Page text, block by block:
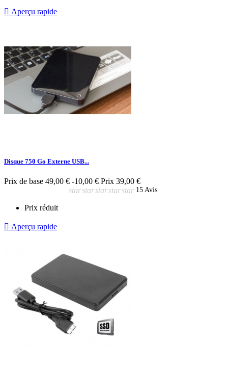
 Aperçu rapide
Disque 750 Go Externe USB...
Prix de base 49,00 € -10,00 € Prix 39,00 €
starstarstarstarstar 15 Avis
Prix réduit
 Aperçu rapide